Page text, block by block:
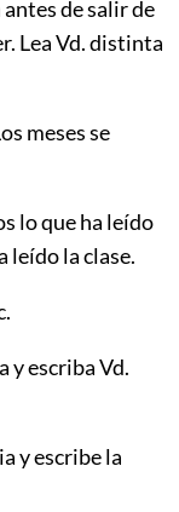
de salir de
Lea Vd. distinta
meses se
lo que ha leído
leído la clase.
y escriba Vd.
y escribe la